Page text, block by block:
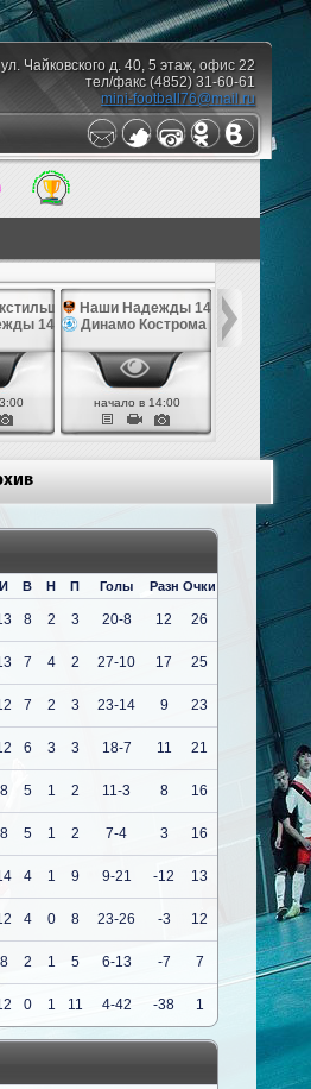
Чайковского д. 40, 5 этаж, офис 22
тел/факс (4852) 31-60-61
mini-football76@mail.ru
14
14
Наши Надежды 14
Динамо Кострома 14
начало в 14:00
СШ им.
И В Н П Голы Разн Очки
8 2 3 20-8 12 26
7 4 2 27-10 17 25
7 2 3 23-14 9 23
6 3 3 18-7 11 21
8 5 1 2 11-3 8 16
8 5 1 2 7-4 3 16
4 1 9 9-21 -12 13
4 0 8 23-26 -3 12
8 2 1 5 6-13 -7 7
0 1 11 4-42 -38 1